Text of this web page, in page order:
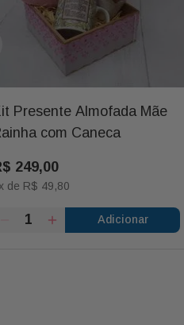
Presente Almofada Mãe
com Caneca
249,00
de R$ 49,80
Adicionar